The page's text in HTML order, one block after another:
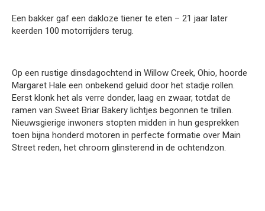
Een bakker gaf een dakloze tiener te eten – 21 jaar later
keerden 100 motorrijders terug.
Op een rustige dinsdagochtend in Willow Creek, Ohio, hoorde
Margaret Hale een onbekend geluid door het stadje rollen.
Eerst klonk het als verre donder, laag en zwaar, totdat de
ramen van Sweet Briar Bakery lichtjes begonnen te trillen.
Nieuwsgierige inwoners stopten midden in hun gesprekken
toen bijna honderd motoren in perfecte formatie over Main
Street reden, het chroom glinsterend in de ochtendzon.